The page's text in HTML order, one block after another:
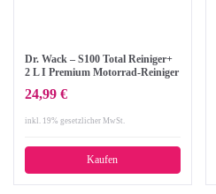
Dr. Wack – S100 Total Reiniger+
2 L I Premium Motorrad-Reiniger
Ergiebigkeit &
Hochwertige Motorradpflege –
24,99 €
inkl. 19% gesetzlicher MwSt.
Kaufen